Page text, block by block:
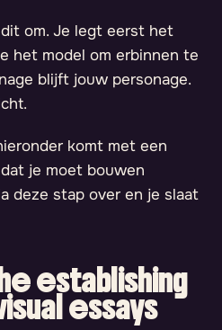
om. Je legt eerst het
het model om erbinnen te
blijft jouw personage.
komt met een
je moet bouwen
deze stap over en je slaat
establishing
essays